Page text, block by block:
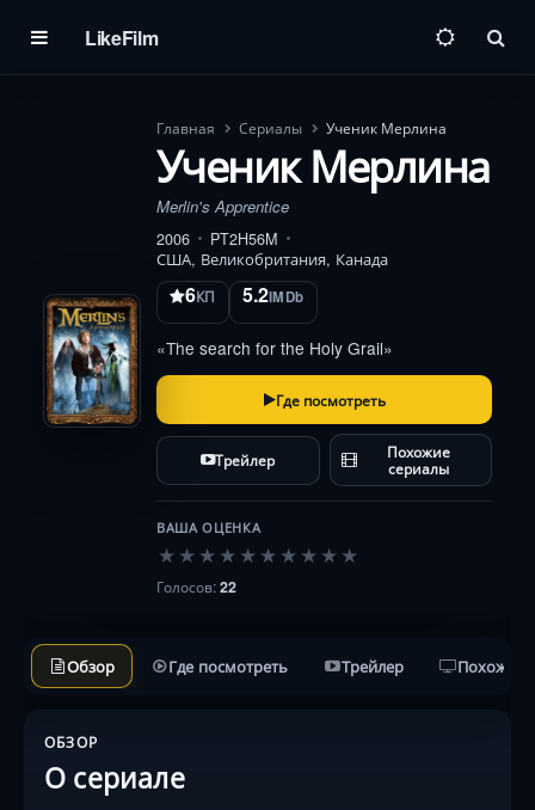
LikeFilm
Главная Сериалы Ученик Мерлина
Ученик Мерлина
Merlin's Apprentice
2006
PT2H56M
США, Великобритания, Канада
6КП 5.2IMDb
«The search for the Holy Grail»
Где посмотреть
Трейлер Похожие
сериалы
ВАША ОЦЕНКА
★ ★ ★ ★ ★ ★ ★ ★ ★ ★
Голосов:22
Обзор Где посмотреть Трейлер Похожие
ОБЗОР
О сериале